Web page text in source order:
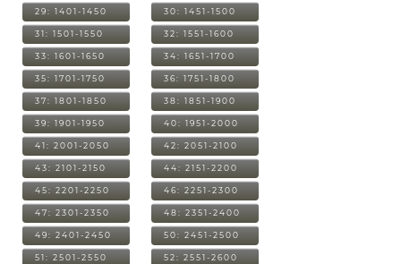
29: 1401-1450 30: 1451-1500
31: 1501-1550 32: 1551-1600
33: 1601-1650 34: 1651-1700
35: 1701-1750 36: 1751-1800
37: 1801-1850 38: 1851-1900
39: 1901-1950 40: 1951-2000
41: 2001-2050 42: 2051-2100
43: 2101-2150 44: 2151-2200
45: 2201-2250 46: 2251-2300
47: 2301-2350 48: 2351-2400
49: 2401-2450 50: 2451-2500
51: 2501-2550 52: 2551-2600